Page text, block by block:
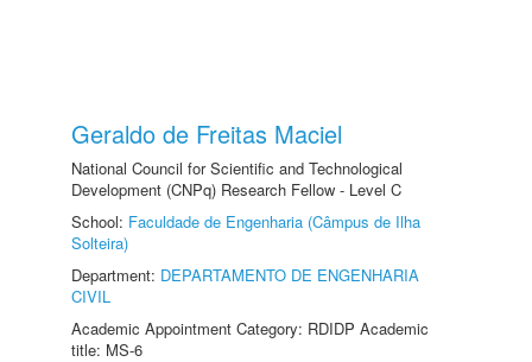
Geraldo de Freitas Maciel
National Council for Scientific and Technological
Development (CNPq) Research Fellow - Level C
School: Faculdade de Engenharia (Câmpus de Ilha
Solteira)
Department: DEPARTAMENTO DE ENGENHARIA
CIVIL
Academic Appointment Category: RDIDP Academic
title: MS-6